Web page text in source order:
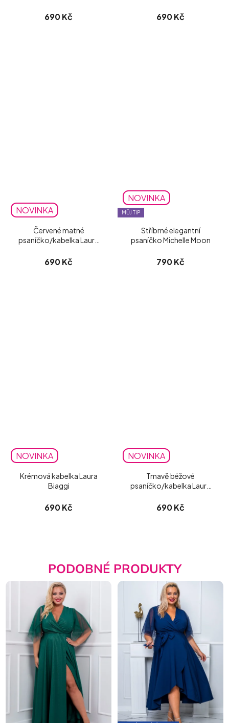
690 Kč 690 Kč
NOVINKA
Červené matné
psaníčko/kabelka Laura
690 Kč
NOVINKA
MŮJ TIP
Stříbrné elegantní
psaníčko Michelle Moon
790 Kč
NOVINKA
Krémová kabelka Laura
Biaggi
690 Kč
NOVINKA
Tmavě béžové
psaníčko/kabelka Laura
690 Kč
PODOBNÉ PRODUKTY